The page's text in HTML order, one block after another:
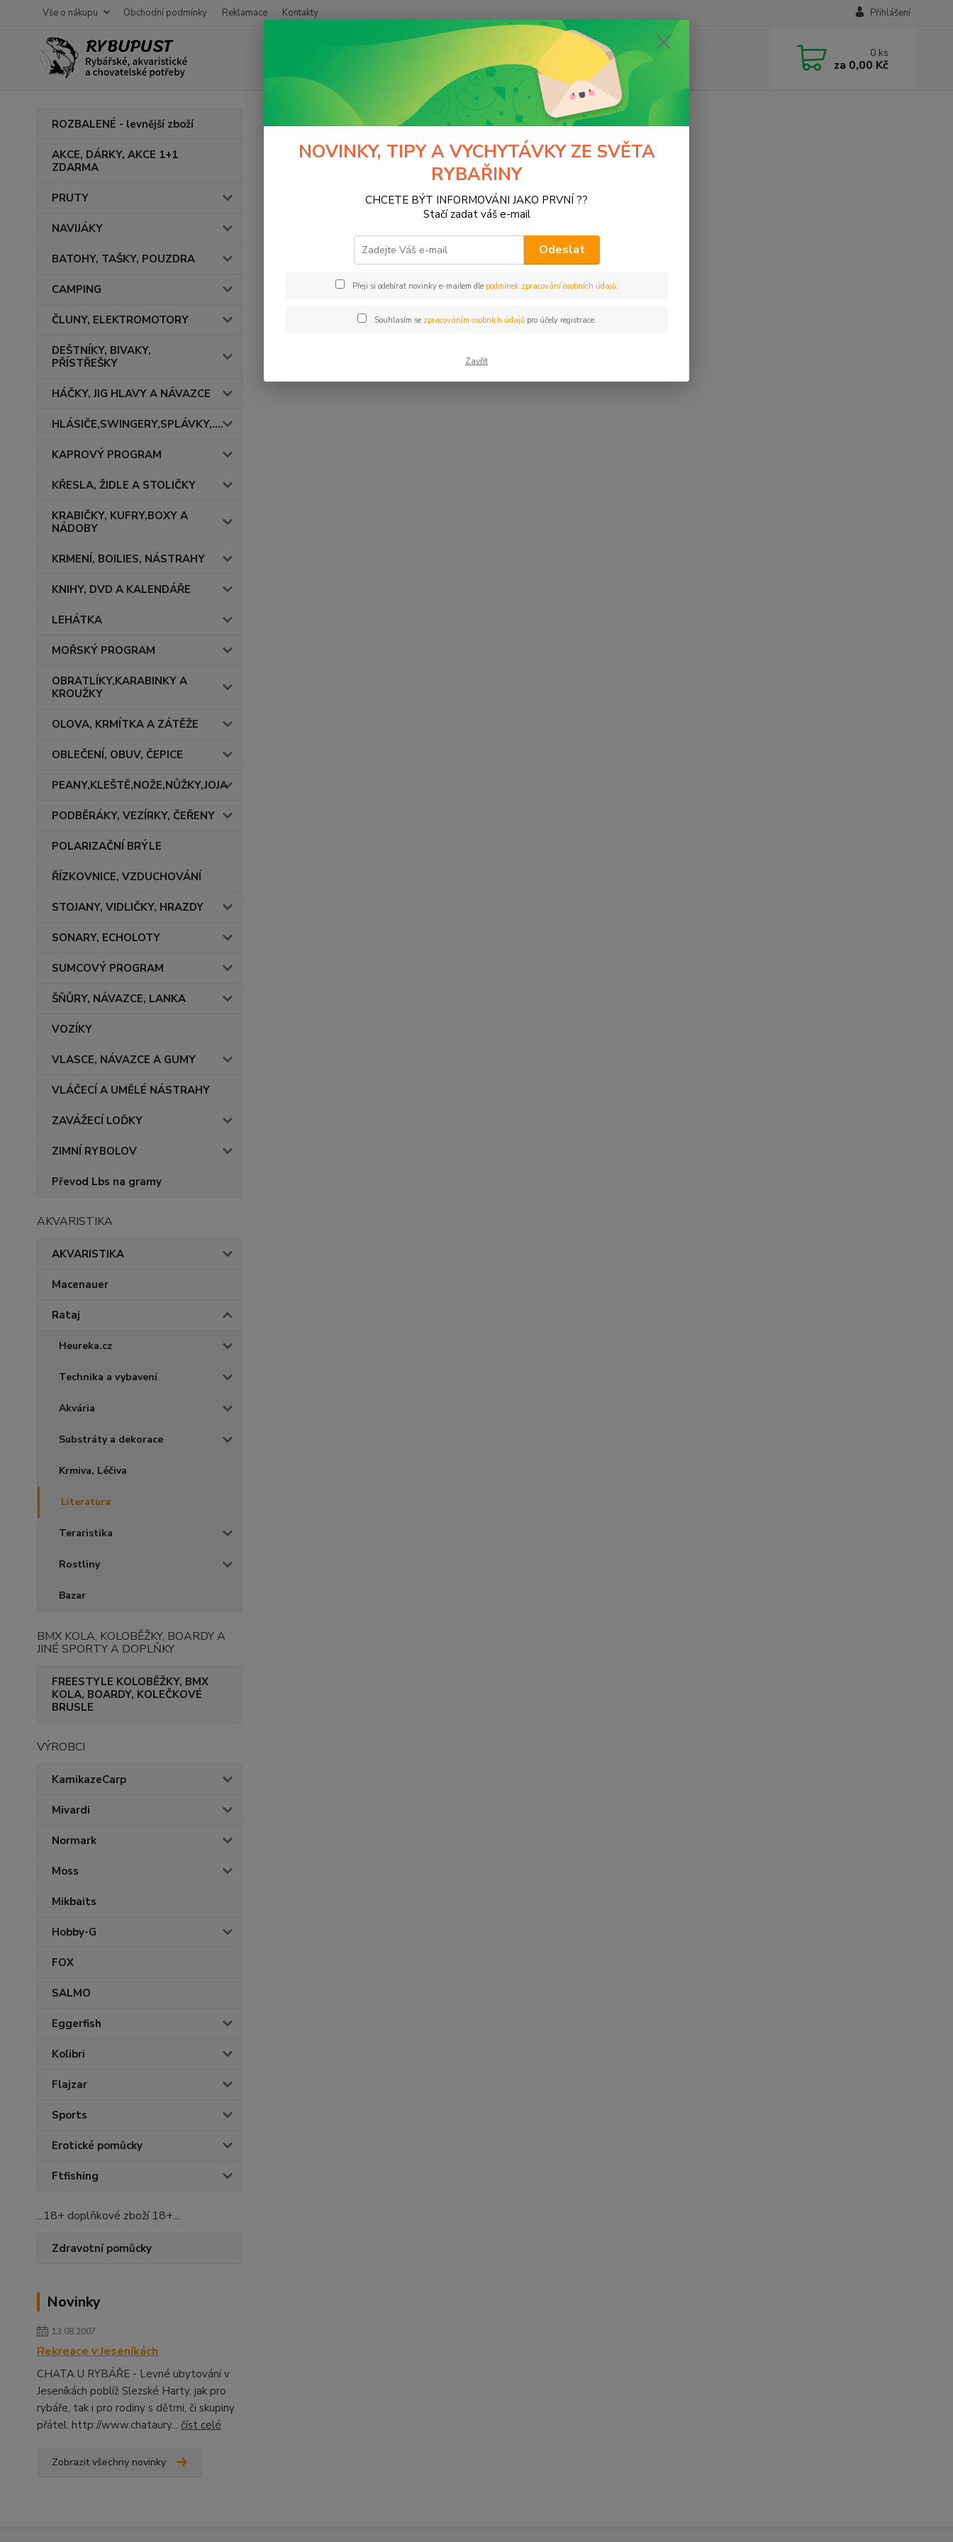
Vše o nákupu Obchodní podmínky Reklamace Kontakty Přihlášení
0 ks
za 0,00 Kč
ROZBALENÉ - levnější zboží
AKCE, DÁRKY, AKCE 1+1
ZDARMA
PRUTY
NAVIJÁKY
BATOHY, TAŠKY, POUZDRA
CAMPING
ČLUNY, ELEKTROMOTORY
DEŠTNÍKY, BIVAKY,
PŘÍSTŘEŠKY
HÁČKY, JIG HLAVY A NÁVAZCE
HLÁSIČE,SWINGERY,SPLÁVKY,....
KAPROVÝ PROGRAM
KŘESLA, ŽIDLE A STOLIČKY
KRABIČKY, KUFRY,BOXY A
NÁDOBY
KRMENÍ, BOILIES, NÁSTRAHY
KNIHY, DVD A KALENDÁŘE
LEHÁTKA
MOŘSKÝ PROGRAM
OBRATLÍKY,KARABINKY A
KROUŽKY
OLOVA, KRMÍTKA A ZÁTĚŽE
OBLEČENÍ, OBUV, ČEPICE
PEANY,KLEŠTĚ,NOŽE,NŮŽKY,JOJA
PODBĚRÁKY, VEZÍRKY, ČEŘENY
POLARIZAČNÍ BRÝLE
ŘÍZKOVNICE, VZDUCHOVÁNÍ
STOJANY, VIDLIČKY, HRAZDY
SONARY, ECHOLOTY
SUMCOVÝ PROGRAM
ŠŇŮRY, NÁVAZCE, LANKA
VOZÍKY
VLASCE, NÁVAZCE A GUMY
VLÁČECÍ A UMĚLÉ NÁSTRAHY
ZAVÁŽECÍ LOĎKY
ZIMNÍ RYBOLOV
Převod Lbs na gramy
AKVARISTIKA
AKVARISTIKA
Macenauer
Rataj
Heureka.cz
Technika a vybavení
Akvária
Substráty a dekorace
Krmiva, Léčiva
Literatura
Teraristika
Rostliny
Bazar
BMX KOLA, KOLOBĚŽKY, BOARDY A
JINÉ SPORTY A DOPLŇKY
FREESTYLE KOLOBĚŽKY, BMX
KOLA, BOARDY, KOLEČKOVÉ
BRUSLE
VÝROBCI
KamikazeCarp
Mivardi
Normark
Moss
Mikbaits
Hobby-G
FOX
SALMO
Eggerfish
Kolibri
Flajzar
Sports
Erotické pomůcky
Ftfishing
...18+ doplňkové zboží 18+...
Zdravotní pomůcky
Novinky
13.08.2007
Rekreace v Jeseníkách
CHATA U RYBÁŘE - Levné ubytování v
Jeseníkách poblíž Slezské Harty, jak pro
rybáře, tak i pro rodiny s dětmi, či skupiny
přátel. http://www.chataury... číst celé
Zobrazit všechny novinky
Literatura
Literatura
NOVINKY, TIPY A VYCHYTÁVKY ZE SVĚTA
RYBAŘINY
CHCETE BÝT INFORMOVÁNI JAKO PRVNÍ ??
Stačí zadat váš e-mail
Odeslat
Přeji si odebírat novinky e-mailem dle podmínek zpracování osobních údajů.
Souhlasím se zpracováním osobních údajůpro účely registrace.
Zavřít